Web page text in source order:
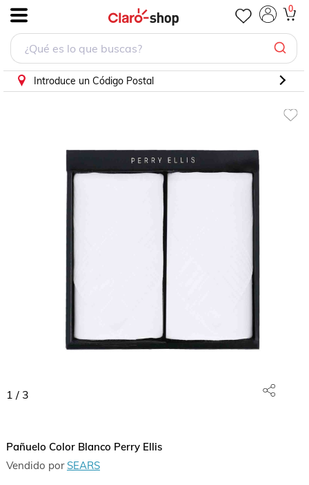
0
Introduce un Código Postal
1 / 3
Pañuelo Color Blanco Perry Ellis
Vendido por SEARS
Pañuelo Color Blanco Perry Ellis